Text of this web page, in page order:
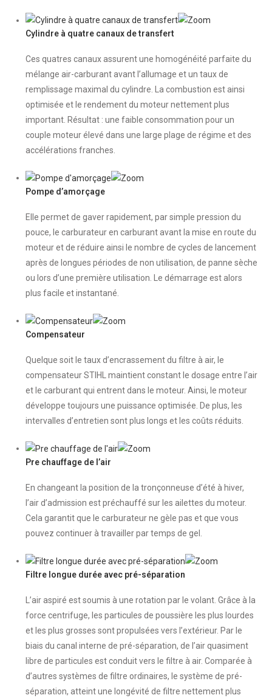
Cylindre à quatre canaux de transfert
Ces quatres canaux assurent une homogénéité parfaite du
mélange air-carburant avant l’allumage et un taux de
remplissage maximal du cylindre. La combustion est ainsi
optimisée et le rendement du moteur nettement plus
important. Résultat : une faible consommation pour un
couple moteur élevé dans une large plage de régime et des
accélérations franches.
Pompe d’amorçage
Elle permet de gaver rapidement, par simple pression du
pouce, le carburateur en carburant avant la mise en route du
moteur et de réduire ainsi le nombre de cycles de lancement
après de longues périodes de non utilisation, de panne sèche
ou lors d’une première utilisation. Le démarrage est alors
plus facile et instantané.
Compensateur
Quelque soit le taux d’encrassement du filtre à air, le
compensateur STIHL maintient constant le dosage entre l’air
et le carburant qui entrent dans le moteur. Ainsi, le moteur
développe toujours une puissance optimisée. De plus, les
intervalles d’entretien sont plus longs et les coûts réduits.
Pre chauffage de l’air
En changeant la position de la tronçonneuse d’été à hiver,
l’air d’admission est préchauffé sur les ailettes du moteur.
Cela garantit que le carburateur ne gèle pas et que vous
pouvez continuer à travailler par temps de gel.
Filtre longue durée avec pré-séparation
L’air aspiré est soumis à une rotation par le volant. Grâce à la
force centrifuge, les particules de poussière les plus lourdes
et les plus grosses sont propulsées vers l’extérieur. Par le
biais du canal interne de pré-séparation, de l’air quasiment
libre de particules est conduit vers le filtre à air. Comparée à
d’autres systèmes de filtre ordinaires, le système de pré-
séparation, atteint une longévité de filtre nettement plus